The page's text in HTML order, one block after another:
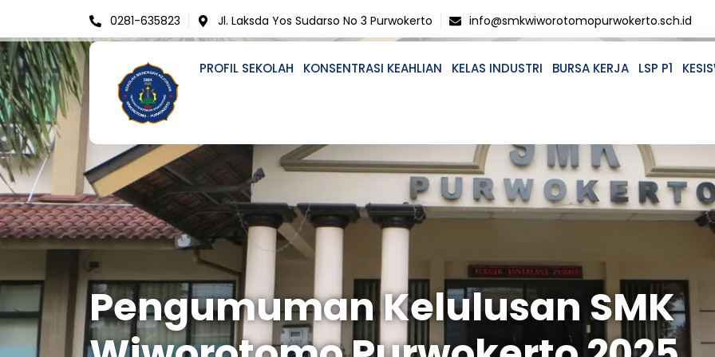
content
0281-635823 Jl. Laksda Yos Sudarso No 3 Purwokerto info@smkwiworotomopurwokerto.sch.id
PROFIL SEKOLAH KONSENTRASI KEAHLIAN KELAS INDUSTRI BURSA KERJA LSP P1
Pengumuman Kelulusan SMK